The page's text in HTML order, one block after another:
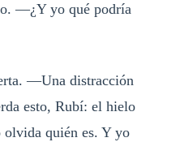
—¿Y yo qué podría
—Una distracción
esto, Rubí: el hielo
olvida quién es. Y yo